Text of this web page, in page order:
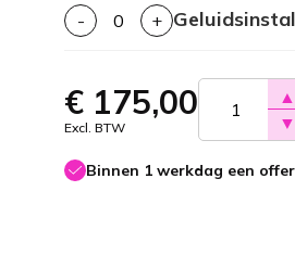
- +
€ 175,00
Excl. BTW
▲
▼
Binnen 1 werkdag een